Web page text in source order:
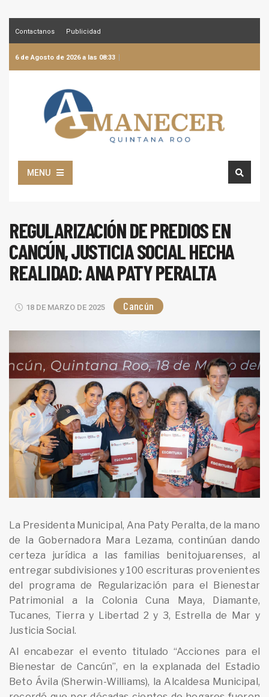
Contactanos Publicidad
6 de Agosto de 2026 a las 08:33
MENU
REGULARIZACIÓN DE PREDIOS EN
CANCÚN, JUSTICIA SOCIAL HECHA
REALIDAD: ANA PATY PERALTA
18 DE MARZO DE 2025 Cancún
La Presidenta Municipal, Ana Paty Peralta, de la mano
de la Gobernadora Mara Lezama, continúan dando
certeza jurídica a las familias benitojuarenses, al
entregar subdivisiones y 100 escrituras provenientes
del programa de Regularización para el Bienestar
Patrimonial a la Colonia Cuna Maya, Diamante,
Tucanes, Tierra y Libertad 2 y 3, Estrella de Mar y
Justicia Social.
Al encabezar el evento titulado “Acciones para el
Bienestar de Cancún”, en la explanada del Estadio
Beto Ávila (Sherwin-Williams), la Alcaldesa Municipal,